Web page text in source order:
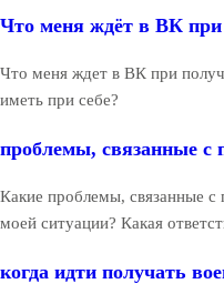
Что меня ждёт в ВК при
Что меня ждет в ВК при
иметь при себе?
проблемы, связанные с
Какие проблемы, связанные
моей ситуации? Какая
когда идти получать